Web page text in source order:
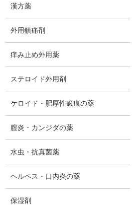
漢方薬
外用鎮痛剤
痒み止め外用薬
ステロイド外用剤
ケロイド・肥厚性瘢痕の薬
膣炎・カンジダの薬
水虫・抗真菌薬
ヘルペス・口内炎の薬
保湿剤